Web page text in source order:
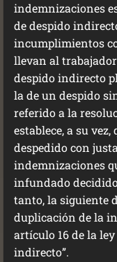
indemnizaciones
de despido
incumplimientos
llevan al
despido indirecto
la de un despido
referido a la
establece, a su
despedido con
indemnizaciones
infundado
tanto, la siguiente
duplicación de la
artículo 16 de la ley
indirecto”.